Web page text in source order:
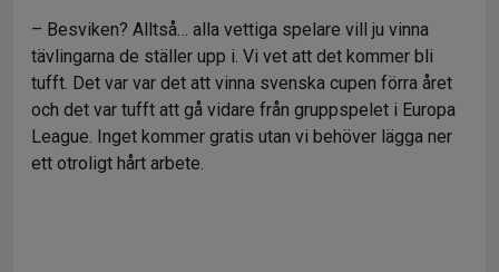
– Besviken? Alltså… alla vettiga spelare vill ju vinna
tävlingarna de ställer upp i. Vi vet att det kommer bli
tufft. Det var var det att vinna svenska cupen förra året
och det var tufft att gå vidare från gruppspelet i Europa
League. Inget kommer gratis utan vi behöver lägga ner
ett otroligt hårt arbete.